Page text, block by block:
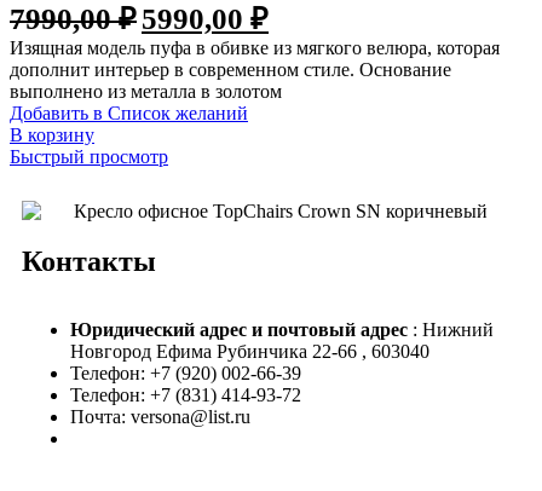
7990,00₽5990,00 ₽
Изящная модель пуфа в обивке из мягкого велюра, которая
дополнит интерьер в современном стиле. Основание
выполнено из металла в золотом
Добавить в Список желаний
В корзину
Быстрый просмотр
Контакты
Юридический адрес и почтовый адрес : Нижний
Новгород Ефима Рубинчика 22-66 , 603040
Телефон: +7 (920) 002-66-39
Телефон: +7 (831) 414-93-72
Почта: versona@list.ru